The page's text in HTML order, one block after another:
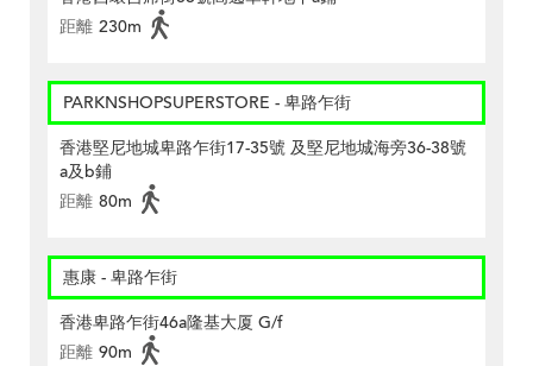
距離 230m
PARKNSHOPSUPERSTORE - 卑路乍街
香港堅尼地城卑路乍街17-35號 及堅尼地城海旁36-38號
a及b鋪
距離 80m
惠康 - 卑路乍街
香港卑路乍街46a隆基大厦 G/f
距離 90m